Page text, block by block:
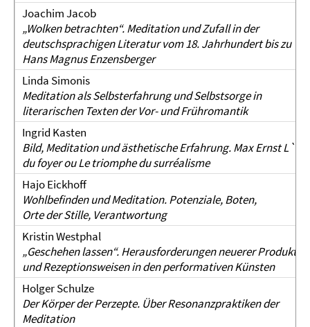
Joachim Jacob
„Wolken betrachten“. Meditation und Zufall in der
deutschsprachigen Literatur vom 18. Jahrhundert bis zu
Hans Magnus Enzensberger
Linda Simonis
Meditation als Selbsterfahrung und Selbstsorge in
literarischen Texten der Vor- und Frühromantik
Ingrid Kasten
Bild, Meditation und ästhetische Erfahrung. Max Ernst
du foyer ou Le triomphe du surréalisme
Hajo Eickhoff
Wohlbefinden und Meditation. Potenziale, Boten,
Orte der Stille, Verantwortung
Kristin Westphal
„Geschehen lassen“. Herausforderungen neuerer
und Rezeptionsweisen in den performativen Künsten
Holger Schulze
Der Körper der Perzepte. Über Resonanzpraktiken der
Meditation